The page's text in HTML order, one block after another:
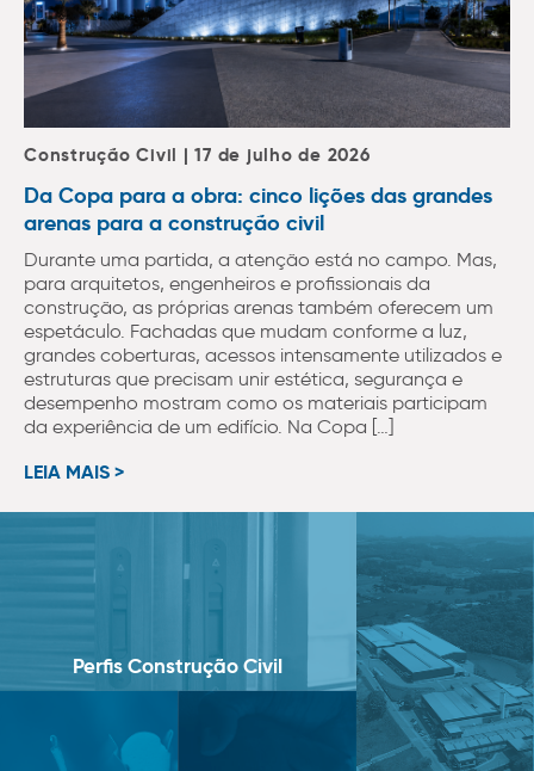
Construção Civil | 17 de julho de 2026
Da Copa para a obra: cinco lições das grandes
arenas para a construção civil
Durante uma partida, a atenção está no campo. Mas,
para arquitetos, engenheiros e profissionais da
construção, as próprias arenas também oferecem um
espetáculo. Fachadas que mudam conforme a luz,
grandes coberturas, acessos intensamente utilizados e
estruturas que precisam unir estética, segurança e
desempenho mostram como os materiais participam
da experiência de um edifício. Na Copa […]
LEIA MAIS >
Perfis Construção Civil